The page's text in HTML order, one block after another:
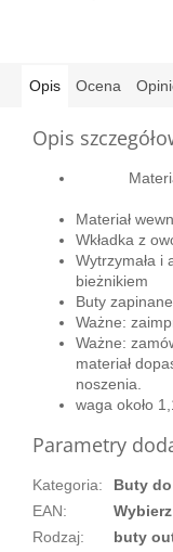
Opis Ocena
Opis
Materiał
Wkładka z
Wytrzymała i
bieżnikiem
Buty
Ważne:
Ważne:
materiał
noszenia.
waga około
Parametry
Kategoria:
Buty
EAN:
Rodzaj:
buty